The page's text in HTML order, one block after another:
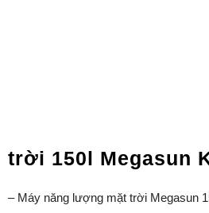
trời 150l Megasun
– Máy năng lượng mặt trời Megasun